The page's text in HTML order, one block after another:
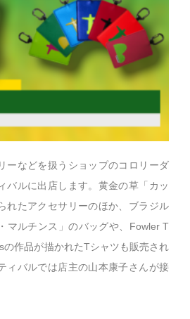
ーなどを扱うショップのコロリーダ
バルに出店します。黄金の草「カッ
れたアクセサリーのほか、ブラジル
マルチンス」のバッグや、Fowler T
の作品が描かれたTシャツも販売され
ィバルでは店主の山本康子さんが接